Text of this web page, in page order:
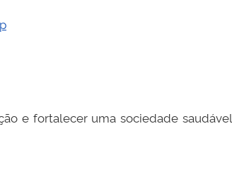
e fortalecer uma sociedade